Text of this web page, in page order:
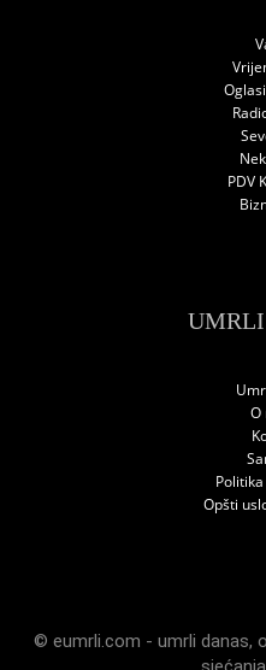
PDV
O
Opšti
© eumrli.com - umrli danas,